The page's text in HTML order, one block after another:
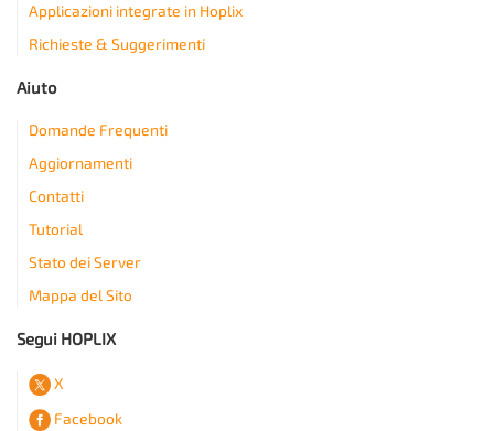
Applicazioni integrate in Hoplix
Richieste & Suggerimenti
Aiuto
Domande Frequenti
Aggiornamenti
Contatti
Tutorial
Stato dei Server
Mappa del Sito
Segui HOPLIX
X
Facebook